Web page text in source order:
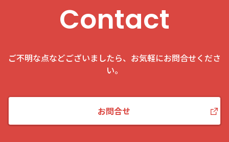
Contact
ご不明な点などございましたら、お気軽にお問合せくださ
い。
お問合せ